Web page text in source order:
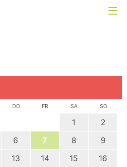
DO FR SA SO
1
2
6 7 8
9
13 14 15
16